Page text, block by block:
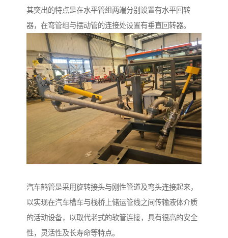
其突出的特点是在水平管组两端分别设置有水平回转
器，在弯管组与摆动管的连接处设置有垂直回转器。
汽车鹤管是采用旋转接头与刚性管道及弯头连接起来，
以实现在汽车槽车与栈桥上储运管线之间传输液体介质
的活动设备，以取代老式的软管连接，具有很高的安全
性，灵活性及长寿命等特点。